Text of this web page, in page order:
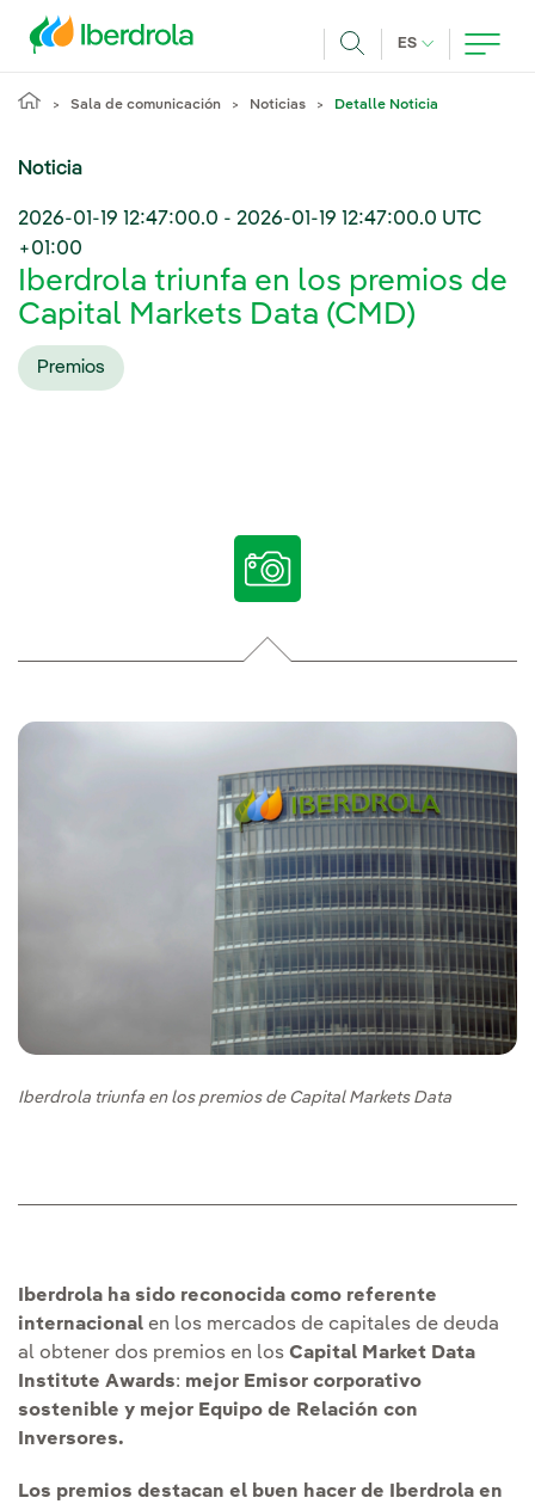
ES IDIOMA
Sala de comunicación Noticias Detalle Noticia
Noticia
2026-01-19 12:47:00.0 - 2026-01-19 12:47:00.0 UTC
+01:00
Iberdrola triunfa en los premios de
Capital Markets Data (CMD)
Premios
Iberdrola triunfa en los premios de Capital Markets Data
Iberdrola ha sido reconocida como referente
internacional en los mercados de capitales de deuda
al obtener dos premios en los Capital Market Data
Institute Awards: mejor Emisor corporativo
sostenible y mejor Equipo de Relación con
Inversores.
Los premios destacan el buen hacer de Iberdrola en